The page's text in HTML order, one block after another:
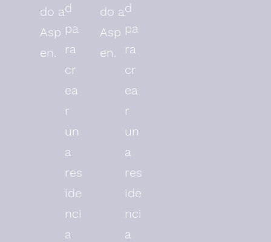
do a
Asp
en.
d
pa
ra
cr
ea
r
un
a
res
ide
nci
a
do a
Asp
en.
d
pa
ra
cr
ea
r
un
a
res
ide
nci
a